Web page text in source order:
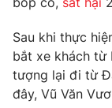
Khán giả
Giải sao mai
Điện ảnh
Âm nhạc
Sao
Du lịch
Làm đẹp
Giáo dục
Tuyển sinh
Sau khi thực
bắt xe khách từ
tượng lại đi từ
đây, Vũ Văn